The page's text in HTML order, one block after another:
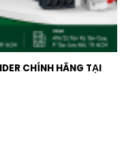
CHÍNH HÃNG TẠI